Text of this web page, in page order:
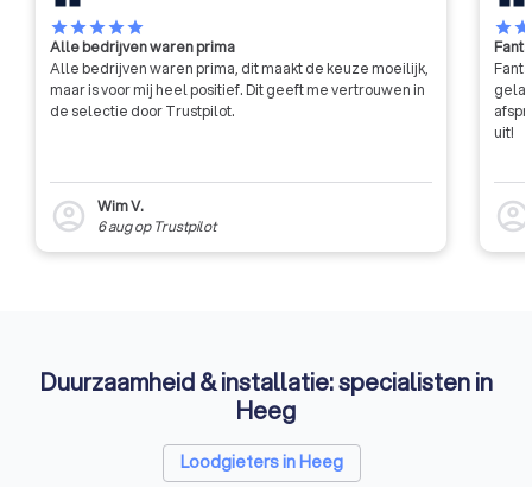
starstarstarstarstar
Alle bedrijven waren prima
Alle bedrijven waren prima, dit maakt de keuze moeilijk,
maar is voor mij heel positief. Dit geeft me vertrouwen in
de selectie door Trustpilot.
account_circle
Wim V.
6 augop Trustpilot
starstar
uit!
account_circle
Duurzaamheid & installatie: specialisten in
Heeg
Loodgieters in Heeg